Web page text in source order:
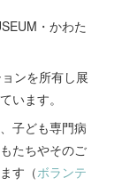
・かわた
ンを所有し展
います。
子ども専門病
たちやそのご
す（ボランテ